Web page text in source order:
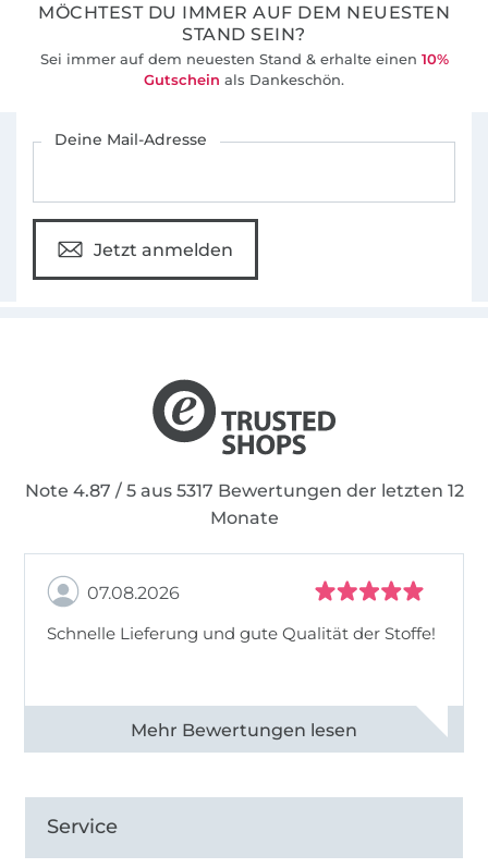
MÖCHTEST DU IMMER AUF DEM NEUESTEN
STAND SEIN?
Sei immer auf dem neuesten Stand & erhalte einen 10%
Gutschein als Dankeschön.
Deine Mail-Adresse
Jetzt anmelden
Note 4.87 / 5 aus 5317 Bewertungen der letzten 12
Monate
07.08.2026
Schnelle Lieferung und gute Qualität der Stoffe!
Alle 82990 Bewertungen ansehen
Service